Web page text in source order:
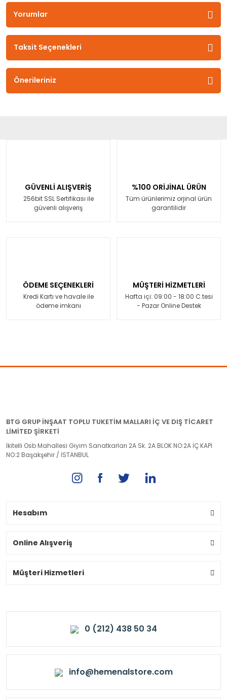
Yorumlar
Taksit Seçenekleri
Önerileriniz
GÜVENLİ ALIŞVERİŞ
256bit SSL Sertifikası ile
güvenli alışveriş
%100 ORİJİNAL ÜRÜN
Tüm ürünlerimiz orjinal ürün
garantilidir
ÖDEME SEÇENEKLERİ
Kredi Kartı ve havale ile
ödeme imkanı
MÜŞTERİ HİZMETLERİ
Hafta içi: 09:00 - 18:00 C.tesi
- Pazar Online Destek
BTG GRUP İNŞAAT TOPLU TUKETİM MALLARI İÇ VE DIŞ TİCARET
LİMİTED ŞİRKETİ
İkitelli Osb Mahallesi Giyim Sanatkarları 2A Sk. 2A BLOK NO:2A İÇ KAPI
NO:2 Başakşehir / İSTANBUL
Hesabım
Online Alışveriş
Müşteri Hizmetleri
0 (212) 438 50 34
info@hemenalstore.com